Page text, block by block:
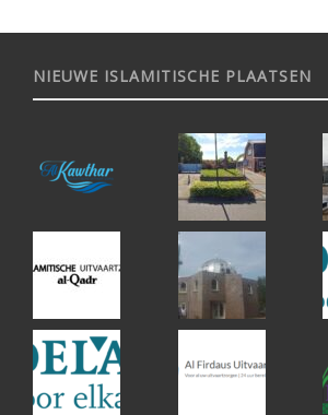
NIEUWE ISLAMITISCHE PLAATSEN